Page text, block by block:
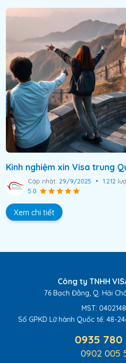
Kinh nghiệm xin Visa trung
Cập nhật: 29/9/2025 • 1.212
5.0
Xem chi tiết
Công ty TNHH
76 Bạch Đằng, Q. Hải
MST:
Số GPKD Lữ hành Quốc tế: 48-
0935 780
0902 005